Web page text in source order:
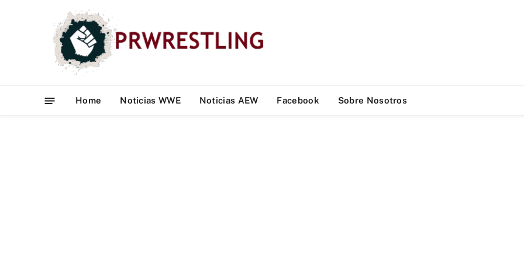
Home Noticias WWE Noticias AEW Facebook Sobre Nosotros